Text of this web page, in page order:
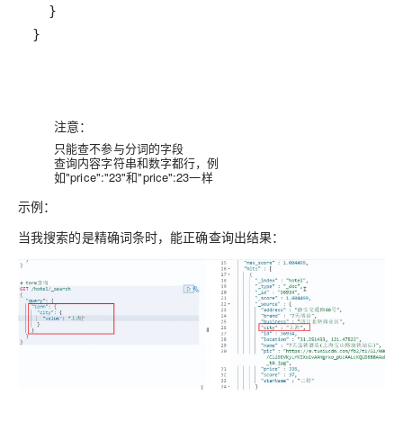
}
注意：
只能查不参与分词的字段
查询内容字符串和数字都行，例
如"price":"23"和"price":23一样
示例：
当我搜索的是精确词条时，能正确查询出结果：